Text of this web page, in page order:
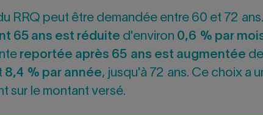
RRQ peut être demandée entre 60 et 72
65 ans est réduite d'environ 0,6 % par
reportée après 65 ans est augmentée de
8,4 % par année, jusqu'à 72 ans. Ce choix a
sur le montant versé.